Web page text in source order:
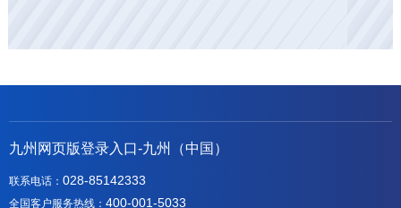
九州网页版登录入口-九州（中国）
联系电话： 028-85142333
全国客户服务热线： 400-001-5033